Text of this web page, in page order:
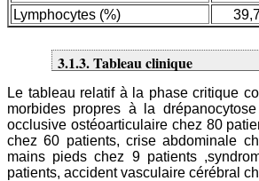
Lymphocytes (%)
3.1.3. Tableau clinique
Le tableau relatif à la phase critique
morbides propres à la
occlusive ostéoarticulaire chez 80
chez 60 patients, crise abdominale
mains pieds chez 9 patients
patients, accident vasculaire cérébral